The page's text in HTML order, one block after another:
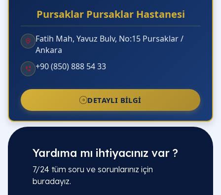
Pursaklar Pursaklar Hastanesi
Fatih Mah, Yavuz Bulv, No:15 Pursaklar /
Ankara
+90 (850) 888 54 33
DETAYLI BILGI
Yardıma mı ihtiyacınız var ?
7/24 tüm soru ve sorunlarınız için
buradayız.